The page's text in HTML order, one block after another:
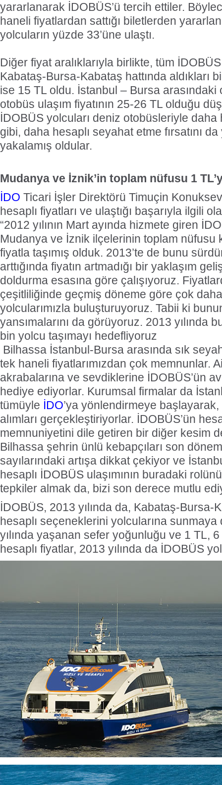
yararlanarak İDOBÜS’ü tercih ettiler.
haneli fiyatlardan sattığı biletlerden
yolcuların yüzde 33’üne ulaştı.
Diğer fiyat aralıklarıyla birlikte, tüm İDOBÜS
Kabataş-Bursa-Kabataş hattında aldıkları
ise 15 TL oldu. İstanbul – Bursa arasındaki
otobüs ulaşım fiyatının 25-26 TL olduğu
İDOBÜS yolcuları deniz otobüsleriyle daha
gibi, daha hesaplı seyahat etme fırsatını
yakalamış oldular.
Mudanya ve İznik’in toplam nüfusu 1
İDO Ticari İşler Direktörü Timuçin
hesaplı fiyatları ve ulaştığı başarıyla ilgili
“2012 yılının Mart ayında hizmete giren
Mudanya ve İznik ilçelerinin toplam nüfusu
fiyatla taşımış olduk. 2013’te de bunu
arttığında fiyatın artmadığı bir yaklaşım
doldurma esasına göre çalışıyoruz.
çeşitliliğinde geçmiş döneme göre çok
yolcularımızla buluşturuyoruz. Tabii ki
yansımalarını da görüyoruz. 2013 yılında
bin yolcu taşımayı hedefliyoruz
Bilhassa İstanbul-Bursa arasında sık
tek haneli fiyatlarımızdan çok memnunlar.
akrabalarına ve sevdiklerine İDOBÜS’ün
hediye ediyorlar. Kurumsal firmalar da
tümüyle İDO’ya yönlendirmeye
alımları gerçekleştiriyorlar. İDOBÜS’ün
memnuniyetini dile getiren bir diğer kesim
Bilhassa şehrin ünlü kebapçıları son
sayılarındaki artışa dikkat çekiyor ve
hesaplı İDOBÜS ulaşımının buradaki
tepkiler almak da, bizi son derece mutlu
İDOBÜS, 2013 yılında da, Kabataş-Bursa-
hesaplı seçeneklerini yolcularına
yılında yaşanan sefer yoğunluğu ve 1 TL, 6
hesaplı fiyatlar, 2013 yılında da İDOBÜS